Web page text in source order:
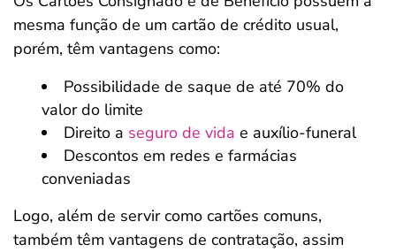
mesma função de um cartão de crédito usual,
porém, têm vantagens como:
Possibilidade de saque de até 70% do
valor do limite
Direito a seguro de vida e auxílio-funeral
Descontos em redes e farmácias
conveniadas
Logo, além de servir como cartões comuns,
também têm vantagens de contratação, assim